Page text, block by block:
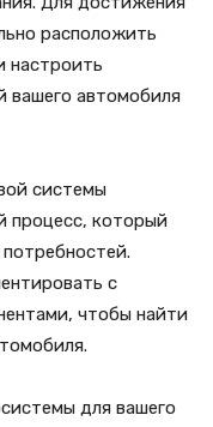
расположить
настроить
вашего автомобиля
системы
процесс, который
с
чтобы найти
для вашего